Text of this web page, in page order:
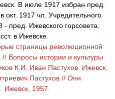
В июле 1917 избран пред.
1917 чл. Учредительного
пред. Ижевского горсовета.
в Ижевске.
страницы революционной
Вопросы истории и культуры
К.И. Иван Пастухов. Ижевск,
Пастухов // Они
Ижевск, 1957.